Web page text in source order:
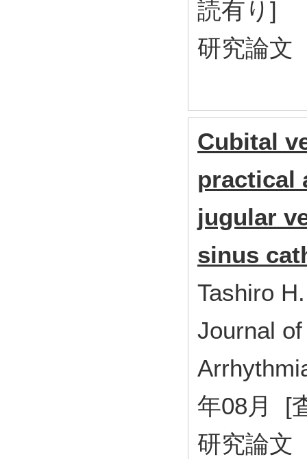
読有り]
研究論文
Cubital
practical
jugular
sinus
Tashiro H.
Journal
年08月 [
研究論文